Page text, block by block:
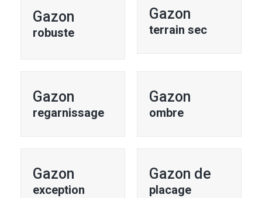
Gazon
robuste
Gazon
terrain sec
Gazon
regarnissage
Gazon
ombre
Gazon
exception
Gazon de
placage